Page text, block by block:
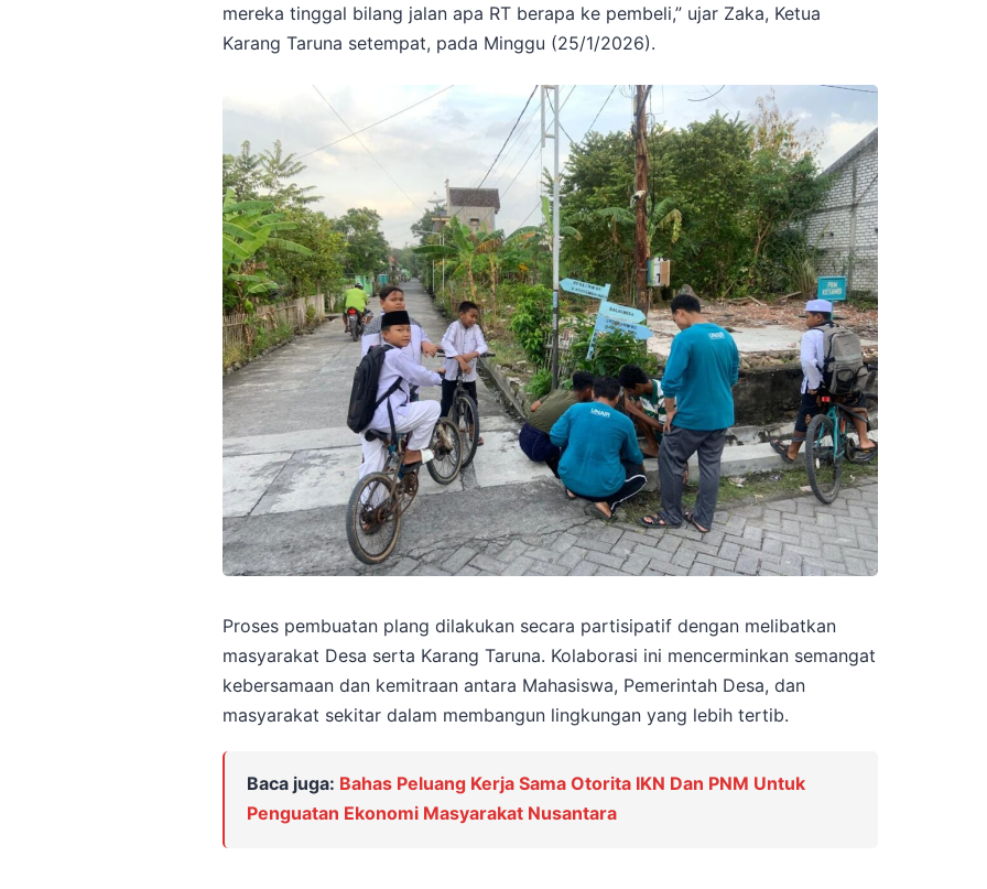
mereka tinggal bilang jalan apa RT berapa ke pembeli,” ujar Zaka, Ketua
Karang Taruna setempat, pada Minggu (25/1/2026).
Proses pembuatan plang dilakukan secara partisipatif dengan melibatkan
masyarakat Desa serta Karang Taruna. Kolaborasi ini mencerminkan semangat
kebersamaan dan kemitraan antara Mahasiswa, Pemerintah Desa, dan
masyarakat sekitar dalam membangun lingkungan yang lebih tertib.
Baca juga: Bahas Peluang Kerja Sama Otorita IKN Dan PNM Untuk
Penguatan Ekonomi Masyarakat Nusantara